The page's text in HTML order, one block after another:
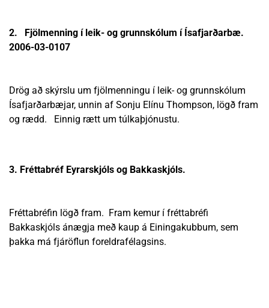
2. Fjölmenning í leik- og grunnskólum í Ísafjarðarbæ.
2006-03-0107
Drög að skýrslu um fjölmenningu í leik- og grunnskólum
Ísafjarðarbæjar, unnin af Sonju Elínu Thompson, lögð fram
og rædd. Einnig rætt um túlkaþjónustu.
3. Fréttabréf Eyrarskjóls og Bakkaskjóls.
Fréttabréfin lögð fram. Fram kemur í fréttabréfi
Bakkaskjóls ánægja með kaup á Einingakubbum, sem
þakka má fjáröflun foreldrafélagsins.